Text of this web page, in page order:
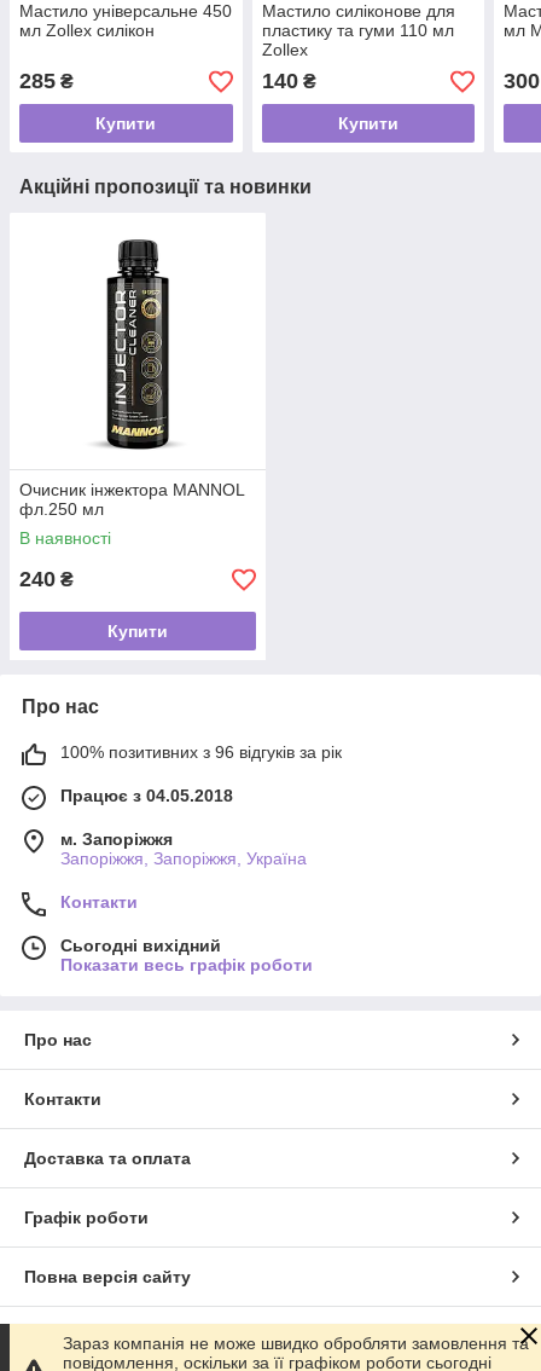
Мастило універсальне 450
мл Zollex силікон
285 ₴
Купити
Мастило силіконове для
пластику та гуми 110 мл
Zollex
140₴
Купити
мл
300
Акційні пропозиції та новинки
Очисник інжектора MANNOL
фл.250 мл
В наявності
240 ₴
Купити
Про нас
100% позитивних з 96 відгуків за рік
Працює з 04.05.2018
м. Запоріжжя
Запоріжжя, Запоріжжя, Україна
Контакти
Сьогодні вихідний
Показати весь графік роботи
Про нас
Контакти
Доставка та оплата
Графік роботи
Повна версія сайту
Сайт створено на маркетплейсіProm.ua
Зараз компанія не може швидко обробляти замовлення та
повідомлення, оскільки за її графіком роботи сьогодні